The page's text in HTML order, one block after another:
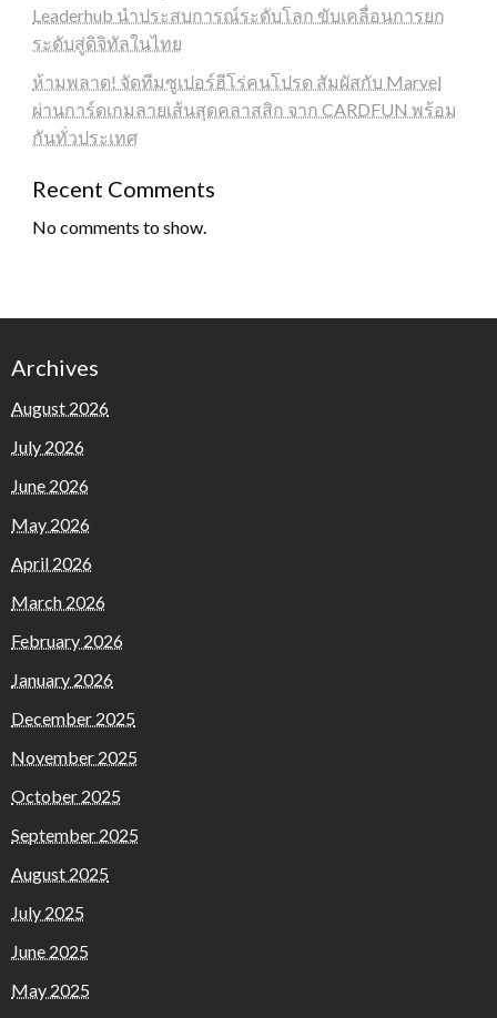
Leaderhub นำประสบการณ์ระดับโลก ขับเคลื่อนการยก
ระดับสู่ดิจิทัลในไทย
ห้ามพลาด! จัดทีมซูเปอร์ฮีโร่คนโปรด สัมผัสกับ Marvel
ผ่านการ์ดเกมลายเส้นสุดคลาสสิก จาก CARDFUN พร้อม
กันทั่วประเทศ
Recent Comments
No comments to show.
Archives
August 2026
July 2026
June 2026
May 2026
April 2026
March 2026
February 2026
January 2026
December 2025
November 2025
October 2025
September 2025
August 2025
July 2025
June 2025
May 2025